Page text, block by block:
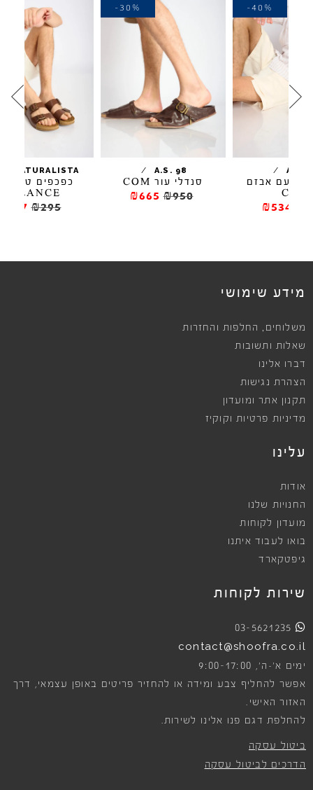
סנדלי עור COM
₪665
-30%
EL NATURALISTA
/
כפכפים טבעוניים
BALANCE
₪177
-40%
מידע שימושי
משלוחים , החלפות והחזרות
שאלות ותשובות
דברו אלינו
הצהרת נגישות
תקנון אתר ומועדון
מדיניות פרטיות וקוקיז
עלינו
אודות
החנויות שלנו
מועדון לקוחות
בואו לעבוד איתנו
גיפטקארד
שירות לקוחות
03-5621235
contact@shoofra.co.il
ימים א׳-ה׳, 9:00-17:00
אפשר להחליף צבע ומידה או להחזיר פריטים באופן עצמאי, דרך
האזור האישי.
להחלפת דגם פנו אלינו לשירות.
ביטול עסקה
הדרכים לביטול עסקה